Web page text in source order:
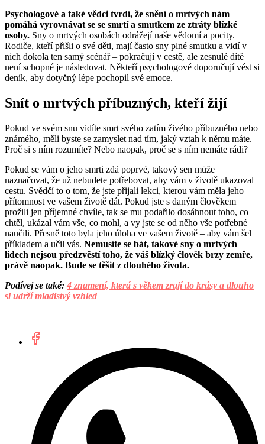
Psychologové a také vědci tvrdí, že snění o mrtvých nám
pomáhá vyrovnávat se se smrtí a smutkem ze ztráty blízké
osoby. Sny o mrtvých osobách odrážejí naše vědomí a pocity.
Rodiče, kteří přišli o své děti, mají často sny plné smutku a vidí v
nich dokola ten samý scénář – pokračují v cestě, ale zesnulé dítě
není schopné je následovat. Někteří psychologové doporučují vést si
deník, aby dotyčný lépe pochopil své emoce.
Snít o mrtvých příbuzných, kteří žijí
Pokud ve svém snu vidíte smrt svého zatím živého příbuzného nebo
známého, měli byste se zamyslet nad tím, jaký vztah k němu máte.
Proč si s ním rozumíte? Nebo naopak, proč se s ním nemáte rádi?
Pokud se vám o jeho smrti zdá poprvé, takový sen může
naznačovat, že už nebudete potřebovat, aby vám v životě ukazoval
cestu. Svědčí to o tom, že jste přijali lekci, kterou vám měla jeho
přítomnost ve vašem životě dát. Pokud jste s daným člověkem
prožili jen příjemné chvíle, tak se mu podařilo dosáhnout toho, co
chtěl, ukázal vám vše, co mohl, a vy jste se od něho vše potřebné
naučili. Přesně toto byla jeho úloha ve vašem životě – aby vám šel
příkladem a učil vás. Nemusíte se bát, takové sny o mrtvých
lidech nejsou předzvěstí toho, že váš blízký člověk brzy zemře,
právě naopak. Bude se těšit z dlouhého života.
Podívej se také: 4 znamení, která s věkem zrají do krásy a dlouho
si udrží mladistvý vzhled